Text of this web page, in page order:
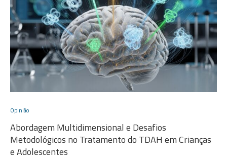
Opinião
Abordagem Multidimensional e Desafios
Metodológicos no Tratamento do TDAH em Crianças
e Adolescentes